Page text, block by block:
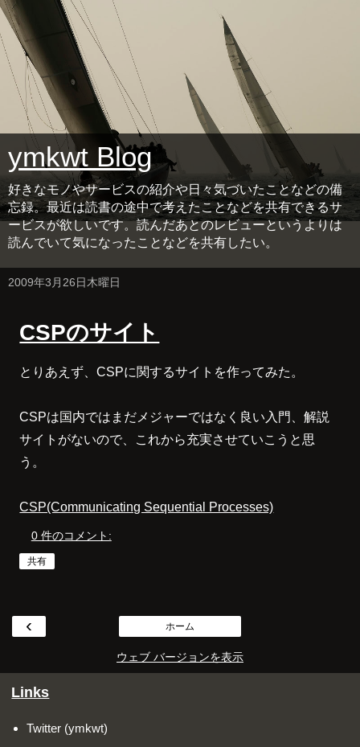
ymkwt Blog
好きなモノやサービスの紹介や日々気づいたことなどの備
忘録。最近は読書の途中で考えたことなどを共有できるサ
ービスが欲しいです。読んだあとのレビューというよりは
読んでいて気になったことなどを共有したい。
2009年3月26日木曜日
CSPのサイト
とりあえず、CSPに関するサイトを作ってみた。
CSPは国内ではまだメジャーではなく良い入門、解説
サイトがないので、これから充実させていこうと思
う。
CSP(Communicating Sequential Processes)
0 件のコメント:
共有
‹ ホーム
ウェブ バージョンを表示
Links
Twitter (ymkwt)